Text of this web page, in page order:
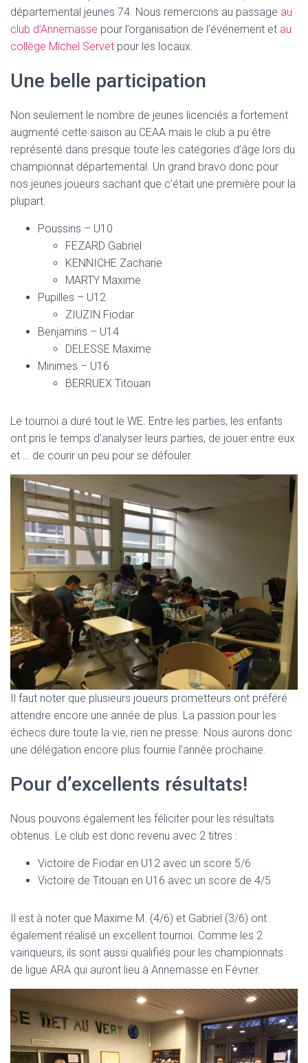
départemental jeunes 74. Nous remercions au passage au
club d’Annemasse pour l’organisation de l’événement et au
collège Michel Servet pour les locaux.
Une belle participation
Non seulement le nombre de jeunes licenciés a fortement
augmenté cette saison au CEAA mais le club a pu être
représenté dans presque toute les catégories d’âge lors du
championnat départemental. Un grand bravo donc pour
nos jeunes joueurs sachant que c’était une première pour la
plupart.
Poussins – U10
FEZARD Gabriel
KENNICHE Zacharie
MARTY Maxime
Pupilles – U12
ZIUZIN Fiodar
Benjamins – U14
DELESSE Maxime
Minimes – U16
BERRUEX Titouan
Le tournoi a duré tout le WE. Entre les parties, les enfants
ont pris le temps d’analyser leurs parties, de jouer entre eux
et … de courir un peu pour se défouler.
Il faut noter que plusieurs joueurs prometteurs ont préféré
attendre encore une année de plus. La passion pour les
échecs dure toute la vie, rien ne presse. Nous aurons donc
une délégation encore plus fournie l’année prochaine.
Pour d’excellents résultats!
Nous pouvons également les féliciter pour les résultats
obtenus. Le club est donc revenu avec 2 titres :
Victoire de Fiodar en U12 avec un score 5/6
Victoire de Titouan en U16 avec un score de 4/5
Il est à noter que Maxime M. (4/6) et Gabriel (3/6) ont
également réalisé un excellent tournoi. Comme les 2
vainqueurs, ils sont aussi qualifiés pour les championnats
de ligue ARA qui auront lieu à Annemasse en Février.